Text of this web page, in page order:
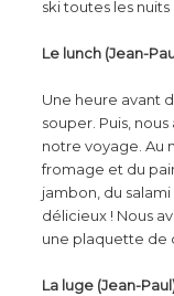
ski toutes les nuits
Le lunch (Jean-
Une heure avant
souper. Puis,
notre voyage. Au
fromage et du
jambon, du
délicieux ! Nous
une plaquette de
La luge (Jean-